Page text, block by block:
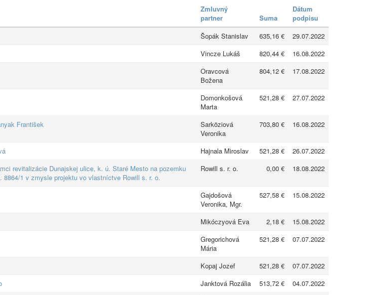
Zmluvný
partner
Suma
Dátum
podpisu
Šopák Stanislav 635,16 €
29.07.2022
Vincze Lukáš 820,44 €
16.08.2022
Oravcová
Božena
804,12 € 17.08.2022
Domonkošová
Marta
521,28 € 27.07.2022
František
Sarköziová
Veronika
703,80 € 16.08.2022
Hajnala Miroslav 521,28 €
26.07.2022
revitalizácie Dunajskej ulice, k. ú. Staré Mesto na pozemku
1 v zmysle projektu vo vlastníctve Rowill s. r. o.
Rowill s. r. o. 0,00 € 18.08.2022
Gajdošová
Veronika, Mgr.
527,58 € 15.08.2022
Mikóczyová Eva 2,18 €
15.08.2022
Gregorichová
Mária
521,28 € 07.07.2022
Kopaj Jozef 521,28 €
07.07.2022
Janktová Rozália 513,72 €
04.07.2022